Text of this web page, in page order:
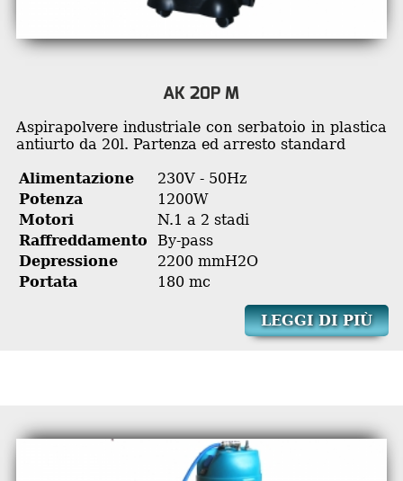
AK 20P M
Aspirapolvere industriale con serbatoio in plastica
antiurto da 20l. Partenza ed arresto standard
Alimentazione
230V - 50Hz
Potenza
1200W
Motori
N.1 a 2 stadi
Raffreddamento
By-pass
Depressione
2200 mmH2O
Portata
180 mc
LEGGI DI PIÙ